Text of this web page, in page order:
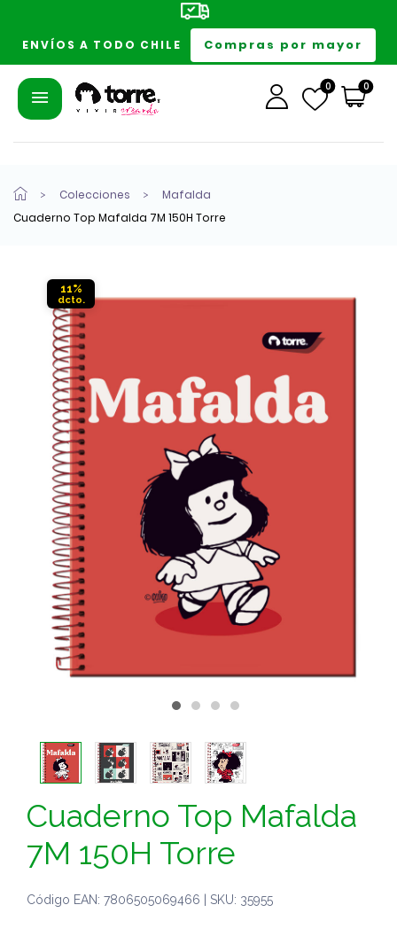
ENVÍOS A TODO CHILE Compras por mayor
0 0
Colecciones
Mafalda
Cuaderno Top Mafalda 7M 150H Torre
11%
Cuaderno Top Mafalda
7M 150H Torre
Código EAN: 7806505069466 | SKU: 35955